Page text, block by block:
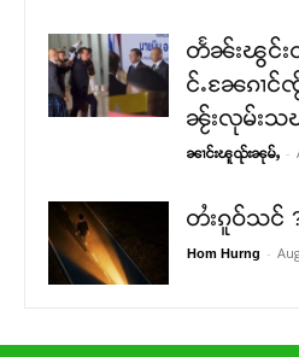
တႅၼ်းၽွင်း
င်ႉၼႄၵၢင်
ၼႂ်းလုမ်းသ
ၼၢင်းၽူၺ်းၼုမ်ႇ -
တႆးၵူဝ်သင်
Hom Hurng -